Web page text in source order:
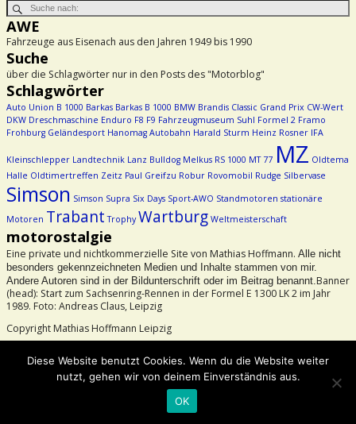
AWE
Fahrzeuge aus Eisenach aus den Jahren 1949 bis 1990
Suche
über die Schlagwörter nur in den Posts des "Motorblog"
Schlagwörter
Auto Union B 1000 Barkas Barkas B 1000 BMW Brandis Classic Grand Prix CW-Wert
DKW Dreschmaschine Enduro F8 F9 Fahrzeugmuseum Suhl Formel 2 Framo
Frohburg Geländesport Hanomag Autobahn Harald Sturm Heinz Rosner IFA
Kleinschlepper Landtechnik Lanz Bulldog Melkus RS 1000 MT 77 MZ Oldtema
Halle Oldtimertreffen Zeitz Paul Greifzu Robur Rovomobil Rudge Silbervase
Simson Simson Supra Six Days Sport-AWO Standmotoren stationäre
Motoren Trabant Trophy Wartburg Weltmeisterschaft
motorostalgie
Eine private und nichtkommerzielle Site von Mathias Hoffmann. Alle nicht
besonders gekennzeichneten Medien und Inhalte stammen von mir.
Andere Autoren sind in der Bildunterschrift oder im Beitrag benannt. Banner
(head): Start zum Sachsenring-Rennen in der Formel E 1300 LK 2 im Jahr
1989. Foto: Andreas Claus, Leipzig
Copyright Mathias Hoffmann Leipzig
Weaver Xtreme Theme
Diese Website benutzt Cookies. Wenn du die Website weiter
nutzt, gehen wir von deinem Einverständnis aus.
OK